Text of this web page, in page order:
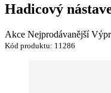
Hadicový
Akce Nejprodávanější
Kód produktu: 11286